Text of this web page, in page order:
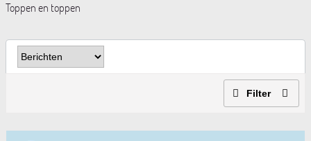
Toppen en toppen
Filter